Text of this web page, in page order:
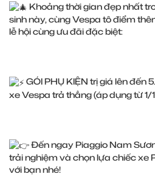
Khoảng thời gian đẹp nhất
sinh này, cùng Vespa tô điểm
lễ hội cùng ưu đãi đặc biệt:​
GÓI PHỤ KIỆN trị giá lên
xe Vespa trả thẳng (áp dụng từ
Đến ngay Piaggio Nam
trải nghiệm và chọn lựa chiếc xe
với bạn nhé!